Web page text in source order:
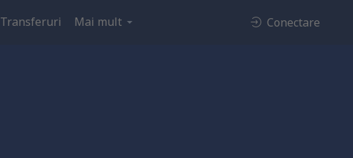
Transferuri Mai mult Conectare